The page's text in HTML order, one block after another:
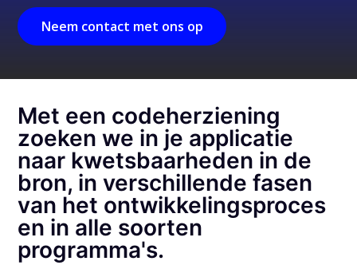
Neem contact met ons op
Met een codeherziening
zoeken we in je applicatie
naar kwetsbaarheden in de
bron, in verschillende fasen
van het ontwikkelingsproces
en in alle soorten
programma's.